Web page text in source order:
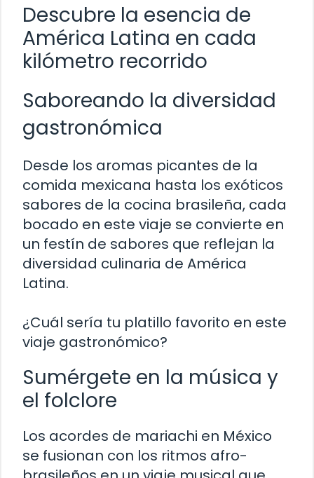
Descubre la esencia de
América Latina en cada
kilómetro recorrido
Saboreando la diversidad
gastronómica
Desde los aromas picantes de la
comida mexicana hasta los exóticos
sabores de la cocina brasileña, cada
bocado en este viaje se convierte en
un festín de sabores que reflejan la
diversidad culinaria de América
Latina.
¿Cuál sería tu platillo favorito en este
viaje gastronómico?
Sumérgete en la música y
el folclore
Los acordes de mariachi en México
se fusionan con los ritmos afro-